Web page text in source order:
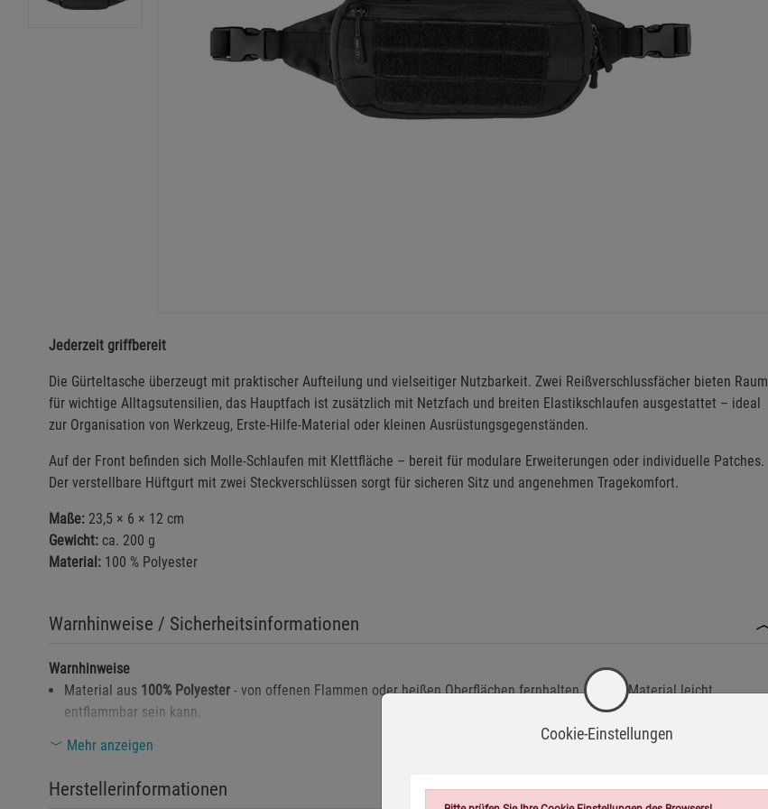
Jederzeit griffbereit
Die Gürteltasche überzeugt mit praktischer Aufteilung und vielseitiger Nutzbarkeit. Zwei Reißverschlussfächer bieten Raum
für wichtige Alltagsutensilien, das Hauptfach ist zusätzlich mit Netzfach und breiten Elastikschlaufen ausgestattet – ideal
zur Organisation von Werkzeug, Erste-Hilfe-Material oder kleinen Ausrüstungsgegenständen.
Auf der Front befinden sich Molle-Schlaufen mit Klettfläche – bereit für modulare Erweiterungen oder individuelle Patches.
Der verstellbare Hüftgurt mit zwei Steckverschlüssen sorgt für sicheren Sitz und angenehmen Tragekomfort.
Maße: 23,5 × 6 × 12 cm
Gewicht: ca. 200 g
Material: 100 % Polyester
Warnhinweise / Sicherheitsinformationen
Warnhinweise
Material aus 100% Polyester - von offenen Flammen oder heißen Oberflächen fernhalten, da das Material leicht
entflammbar sein kann.
Produkt ist kein Spielzeug -
Mehr anzeigen
Herstellerinformationen
Cookie-Einstellungen